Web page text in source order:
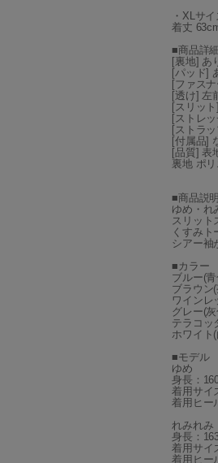
・XLサ
着丈
■商品詳細
[裏地] あ
[パッド]
[ファス
[透け] 左
[スリッ
[ストレ
[ストラ
[付属品]
[品質] 表
裏地 ポ
■商品説明
ゆめ・れ
スリット
くすみト
シアー袖
■カラー
ブルー(
ブラウン
ワインレ
グレー(
テラコッ
ホワイト
■モデル
ゆめ
身長：
着用サイ
着用ヒー
れみれみ
身長：
着用サイ
着用ヒー